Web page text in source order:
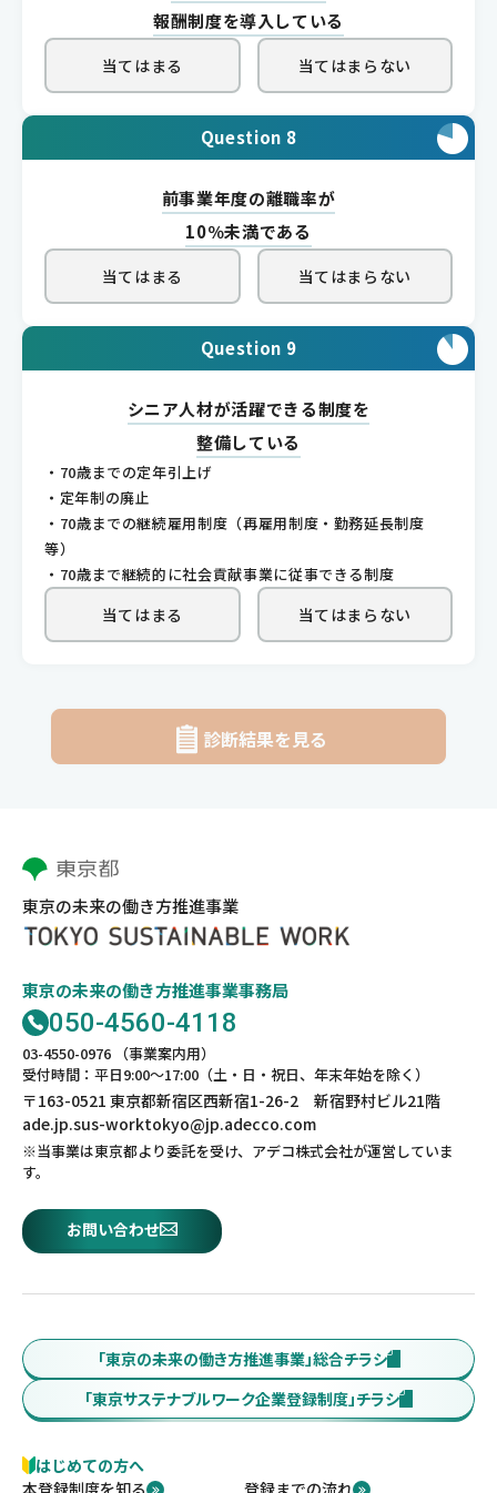
報酬制度を導入している
当てはまる 当てはまらない
Question 8
前事業年度の離職率が
10％未満である
当てはまる 当てはまらない
Question 9
シニア人材が活躍できる制度を
整備している
・70歳までの定年引上げ
・定年制の廃止
・70歳までの継続雇用制度（再雇用制度・勤務延長制度
等）
・70歳まで継続的に社会貢献事業に従事できる制度
当てはまる 当てはまらない
診断結果を見る
東京の未来の働き方推進事業
東京の未来の働き方推進事業事務局
050-4560-4118
03-4550-0976 （事業案内用）
受付時間：平日9:00～17:00（土・日・祝日、年末年始を除く）
〒163-0521 東京都新宿区西新宿1-26-2 新宿野村ビル21階
ade.jp.sus-worktokyo@jp.adecco.com
※当事業は東京都より委託を受け、アデコ株式会社が運営していま
す。
お問い合わせ
「東京の未来の働き方推進事業」総合チラシ
「東京サステナブルワーク企業登録制度」チラシ
はじめての方へ